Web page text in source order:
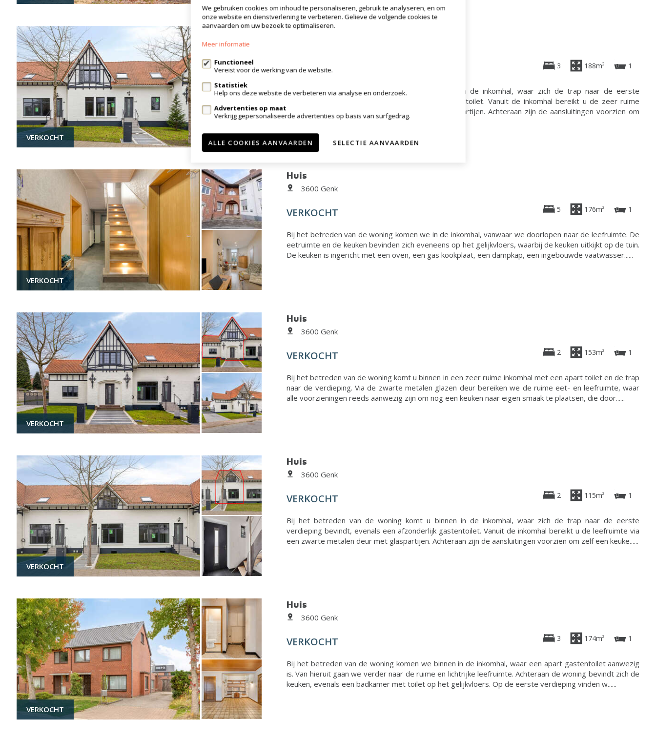
VERKOCHT
Huis
VERKOCHT 3 188m² 1
Bij het betreden van de woning komt u binnen in de inkomhal, waar zich de trap naar de eerste
verdieping bevindt, evenals een afzonderlijk gastentoilet. Vanuit de inkomhal bereikt u de zeer ruime
leefruimte via een zwarte metalen deur met glaspartijen. Achteraan zijn de aansluitingen voorzien om
zel......
VERKOCHT
Huis
3600 Genk
VERKOCHT 5 176m² 1
Bij het betreden van de woning komen we in de inkomhal, vanwaar we doorlopen naar de leefruimte. De
eetruimte en de keuken bevinden zich eveneens op het gelijkvloers, waarbij de keuken uitkijkt op de tuin.
De keuken is ingericht met een oven, een gas kookplaat, een dampkap, een ingebouwde vaatwasser......
VERKOCHT
Huis
3600 Genk
VERKOCHT 2 153m² 1
Bij het betreden van de woning komt u binnen in een zeer ruime inkomhal met een apart toilet en de trap
naar de verdieping. Via de zwarte metalen glazen deur bereiken we de ruime eet- en leefruimte, waar
alle voorzieningen reeds aanwezig zijn om nog een keuken naar eigen smaak te plaatsen, die door......
VERKOCHT
Huis
3600 Genk
VERKOCHT 2 115m² 1
Bij het betreden van de woning komt u binnen in de inkomhal, waar zich de trap naar de eerste
verdieping bevindt, evenals een afzonderlijk gastentoilet. Vanuit de inkomhal bereikt u de leefruimte via
een zwarte metalen deur met glaspartijen. Achteraan zijn de aansluitingen voorzien om zelf een keuke......
VERKOCHT
Huis
3600 Genk
VERKOCHT 3 174m² 1
Bij het betreden van de woning komen we binnen in de inkomhal, waar een apart gastentoilet aanwezig
is. Van hieruit gaan we verder naar de ruime en lichtrijke leefruimte. Achteraan de woning bevindt zich de
keuken, evenals een badkamer met toilet op het gelijkvloers. Op de eerste verdieping vinden w......
We gebruiken cookies om inhoud te personaliseren, gebruik te analyseren, en om
onze website en dienstverlening te verbeteren. Gelieve de volgende cookies te
aanvaarden om uw bezoek te optimaliseren.
Meer informatie
Functioneel
Vereist voor de werking van de website.
Statistiek
Help ons deze website de verbeteren via analyse en onderzoek.
Advertenties op maat
Verkrijg gepersonaliseerde advertenties op basis van surfgedrag.
ALLE COOKIES AANVAARDEN SELECTIE AANVAARDEN